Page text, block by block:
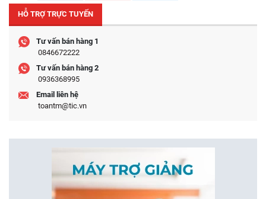
HỖ TRỢ TRỰC TUYẾN
Tư vấn bán hàng 1
0846672222
Tư vấn bán hàng 2
0936368995
Email liên hệ
toantm@tic.vn